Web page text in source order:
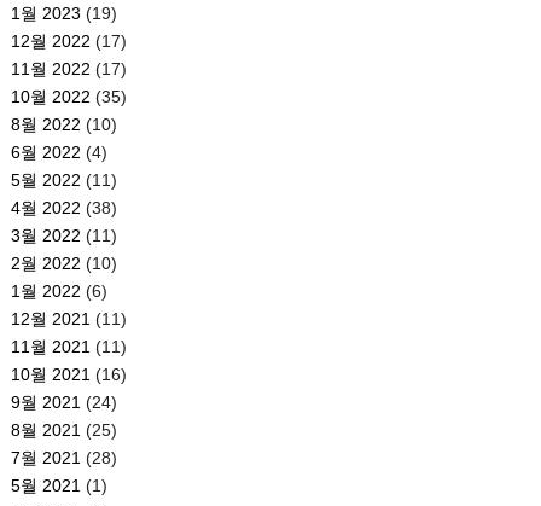
1월 2023 (19)
12월 2022 (17)
11월 2022 (17)
10월 2022 (35)
8월 2022 (10)
6월 2022 (4)
5월 2022 (11)
4월 2022 (38)
3월 2022 (11)
2월 2022 (10)
1월 2022 (6)
12월 2021 (11)
11월 2021 (11)
10월 2021 (16)
9월 2021 (24)
8월 2021 (25)
7월 2021 (28)
5월 2021 (1)